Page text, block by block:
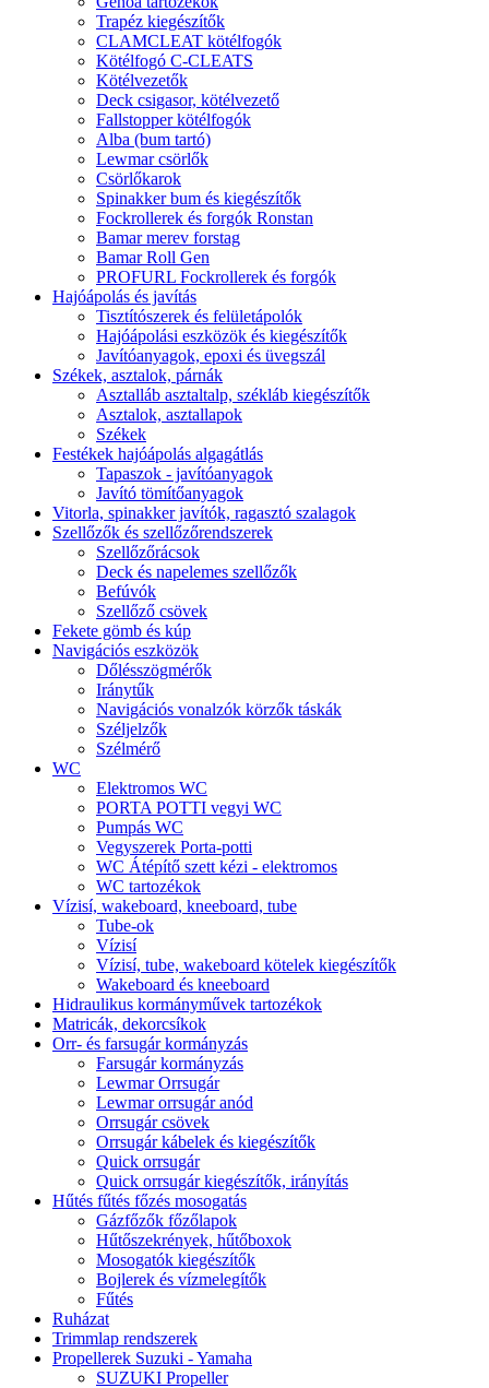
Trapéz kiegészítők
CLAMCLEAT kötélfogók
Kötélfogó C-CLEATS
Kötélvezetők
Deck csigasor, kötélvezető
Fallstopper kötélfogók
Alba (bum tartó)
Lewmar csörlők
Csörlőkarok
Spinakker bum és kiegészítők
Fockrollerek és forgók Ronstan
Bamar merev forstag
Bamar Roll Gen
PROFURL Fockrollerek és forgók
Hajóápolás és javítás
Tisztítószerek és felületápolók
Hajóápolási eszközök és kiegészítők
Javítóanyagok, epoxi és üvegszál
Székek, asztalok, párnák
Asztalláb asztaltalp, székláb kiegészítők
Asztalok, asztallapok
Székek
Festékek hajóápolás algagátlás
Tapaszok - javítóanyagok
Javító tömítőanyagok
Vitorla, spinakker javítók, ragasztó szalagok
Szellőzők és szellőzőrendszerek
Szellőzőrácsok
Deck és napelemes szellőzők
Befúvók
Szellőző csövek
Fekete gömb és kúp
Navigációs eszközök
Dőlésszögmérők
Iránytűk
Navigációs vonalzók körzők táskák
Széljelzők
Szélmérő
WC
Elektromos WC
PORTA POTTI vegyi WC
Pumpás WC
Vegyszerek Porta-potti
WC Átépítő szett kézi - elektromos
WC tartozékok
Vízisí, wakeboard, kneeboard, tube
Tube-ok
Vízisí
Vízisí, tube, wakeboard kötelek kiegészítők
Wakeboard és kneeboard
Hidraulikus kormányművek tartozékok
Matricák, dekorcsíkok
Orr- és farsugár kormányzás
Farsugár kormányzás
Lewmar Orrsugár
Lewmar orrsugár anód
Orrsugár csövek
Orrsugár kábelek és kiegészítők
Quick orrsugár
Quick orrsugár kiegészítők, irányítás
Hűtés fűtés főzés mosogatás
Gázfőzők főzőlapok
Hűtőszekrények, hűtőboxok
Mosogatók kiegészítők
Bojlerek és vízmelegítők
Fűtés
Ruházat
Trimmlap rendszerek
Propellerek Suzuki - Yamaha
SUZUKI Propeller